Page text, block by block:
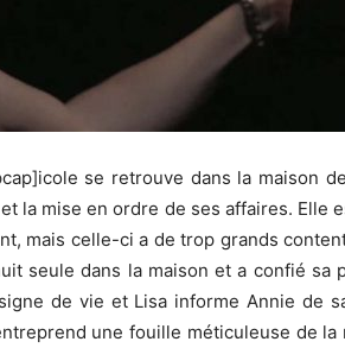
se retrouve dans la maison
la mise en ordre de ses affaires. Elle
mais celle-ci a de trop grands
seule dans la maison et a confié sa
de vie et Lisa informe Annie de
une fouille méticuleuse de la